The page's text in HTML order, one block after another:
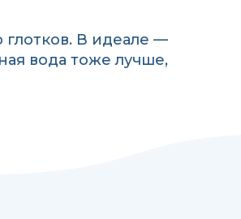
В идеале —
вода тоже лучше,